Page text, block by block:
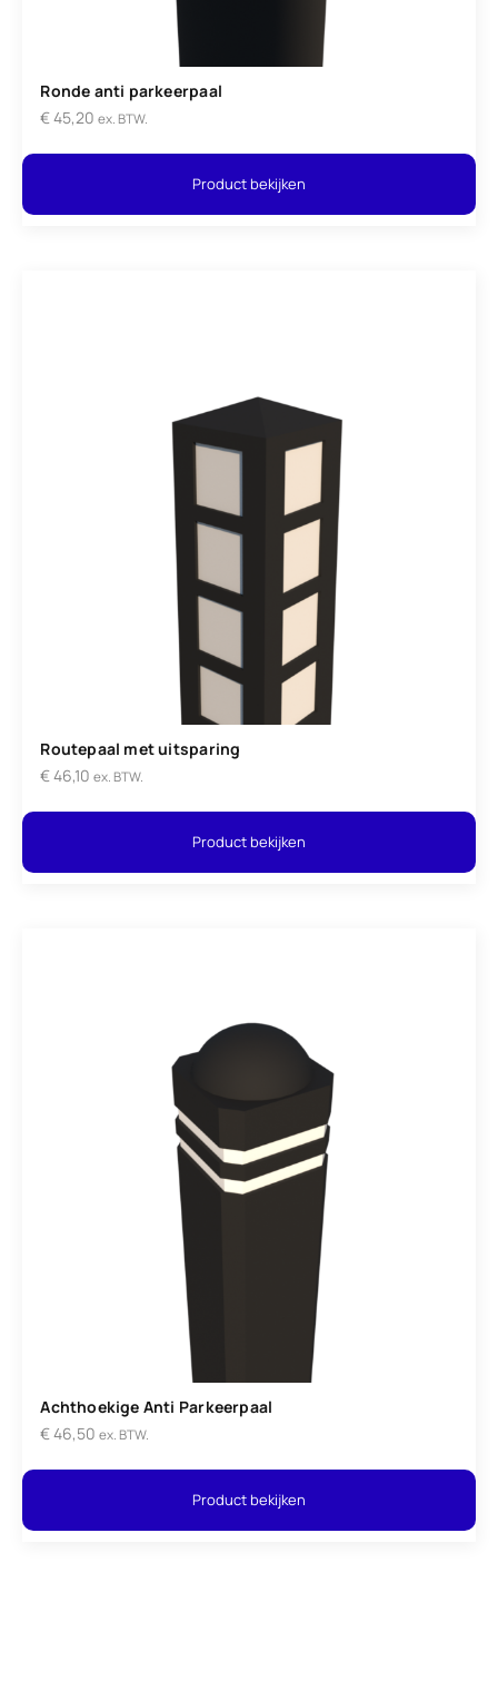
Ronde anti parkeerpaal
€45,20 ex. BTW.
Product bekijken
Routepaal met uitsparing
€46,10 ex. BTW.
Product bekijken
Achthoekige Anti Parkeerpaal
€46,50 ex. BTW.
Product bekijken